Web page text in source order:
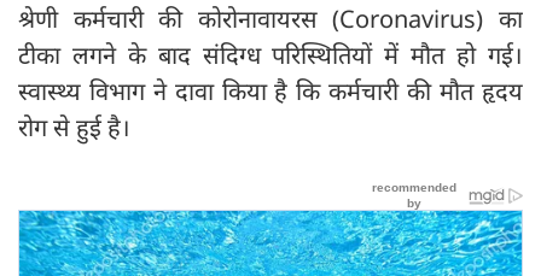
श्रेणी कर्मचारी की कोरोनावायरस (Coronavirus) का
टीका लगने के बाद संदिग्ध परिस्थितियों में मौत हो गई।
स्‍वास्‍थ्‍य विभाग ने दावा किया है कि कर्मचारी की मौत हृदय
रोग से हुई है।